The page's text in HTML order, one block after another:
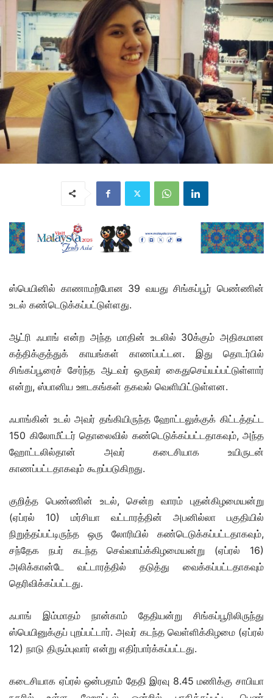
ஸ்பெயினில் காணாமற்போன 39 வயது சிங்கப்பூர் பெண்ணின்
உடல் கண்டெடுக்கப்பட்டுள்ளது.
ஆட்ரி ஃபாங் என்ற அந்த மாதின் உடலில் 30க்கும் அதிகமான
கத்திக்குத்துக் காயங்கள் காணப்பட்டன. இது தொடர்பில்
சிங்கப்பூரைச் சேர்ந்த ஆடவர் ஒருவர் கைதுசெய்யப்பட்டுள்ளார்
என்று, ஸ்பானிய ஊடகங்கள் தகவல் வெளியிட்டுள்ளன.
ஃபாங்கின் உடல் அவர் தங்கியிருந்த ஹோட்டலுக்குக் கிட்டத்தட்ட
150 கிலோமீட்டர் தொலைவில் கண்டெடுக்கப்பட்டதாகவும், அந்த
ஹோட்டலில்தான் அவர் கடைசியாக உயிருடன்
காணப்பட்டதாகவும் கூறப்படுகிறது.
குறித்த பெண்ணின் உடல், சென்ற வாரம் புதன்கிழமையன்று
(ஏப்ரல் 10) மர்சியா வட்டாரத்தின் அபனில்லா பகுதியில்
நிறுத்தப்பட்டிருந்த ஒரு லோரியில் கண்டெடுக்கப்பட்டதாகவும்,
சந்தேக நபர் கடந்த செவ்வாய்க்கிழமையன்று (ஏப்ரல் 16)
அலிக்கான்டே வட்டாரத்தில் தடுத்து வைக்கப்பட்டதாகவும்
தெரிவிக்கப்பட்டது.
ஃபாங் இம்மாதம் நான்காம் தேதியன்று சிங்கப்பூரிலிருந்து
ஸ்பெயினுக்குப் புறப்பட்டார். அவர் கடந்த வெள்ளிக்கிழமை (ஏப்ரல்
12) நாடு திரும்புவார் என்று எதிர்பார்க்கப்பட்டது.
கடைசியாக ஏப்ரல் ஒன்பதாம் தேதி இரவு 8.45 மணிக்கு சாபியா